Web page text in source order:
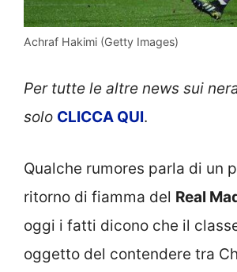
Achraf Hakimi (Getty Images)
Per tutte le altre news sui
solo CLICCA QUI.
Qualche rumores parla di un
ritorno di fiamma del Real
oggi i fatti dicono che il
oggetto del contendere tra